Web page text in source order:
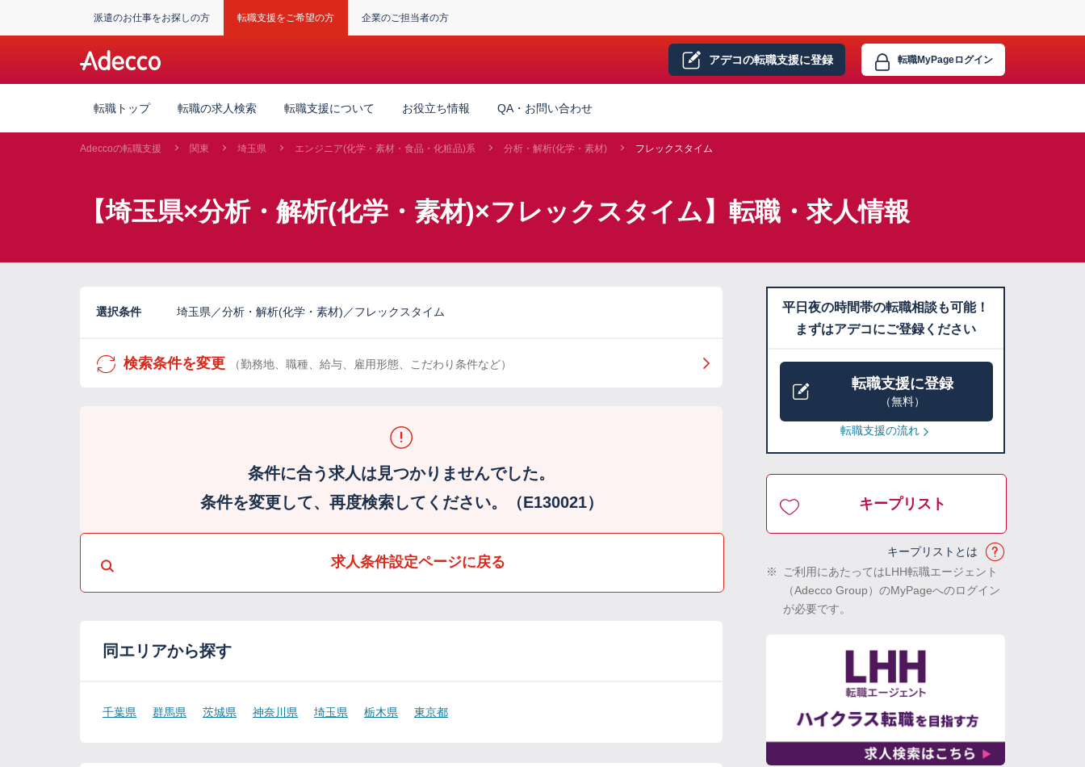
派遣のお仕事をお探しの方 転職支援をご希望の方 企業のご担当者の方
アデコの転職支援に登録 転職MyPageログイン
転職トップ 転職の求人検索 転職支援について お役立ち情報 QA・お問い合わせ
Adeccoの転職支援 関東 埼玉県 エンジニア(化学・素材・食品・化粧品)系 分析・解析(化学・素材) フレックスタイム
【埼玉県×分析・解析(化学・素材)×フレックスタイム】転職・求人情報
選択条件 埼玉県／分析・解析(化学・素材)／フレックスタイム
検索条件を変更 （勤務地、職種、給与、雇用形態、こだわり条件など）
条件に合う求人は見つかりませんでした。
条件を変更して、再度検索してください。（E130021）
求人条件設定ページに戻る
同エリアから探す
千葉県 群馬県 茨城県 神奈川県 埼玉県 栃木県 東京都
平日夜の時間帯の転職相談も可能！
まずはアデコにご登録ください
転職支援に登録
（無料）
転職支援の流れ
キープリスト
キープリストとは
※
ご利用にあたってはLHH転職エージェント
（Adecco Group）のMyPageへのログイン
が必要です。